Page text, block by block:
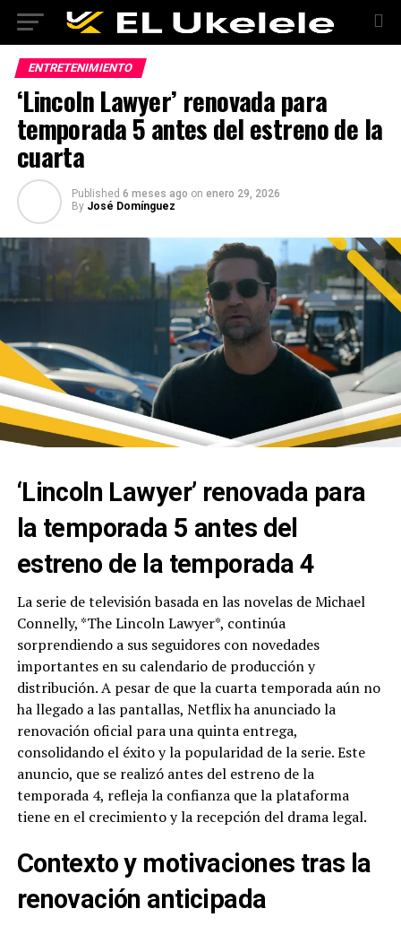
ENTRETENIMIENTO
‘Lincoln Lawyer’ renovada para
temporada 5 antes del estreno de la
cuarta
Published 6 meses ago on enero 29, 2026
By José Domínguez
‘Lincoln Lawyer’ renovada para
la temporada 5 antes del
estreno de la temporada 4
La serie de televisión basada en las novelas de Michael
Connelly, *The Lincoln Lawyer*, continúa
sorprendiendo a sus seguidores con novedades
importantes en su calendario de producción y
distribución. A pesar de que la cuarta temporada aún no
ha llegado a las pantallas, Netflix ha anunciado la
renovación oficial para una quinta entrega,
consolidando el éxito y la popularidad de la serie. Este
anuncio, que se realizó antes del estreno de la
temporada 4, refleja la confianza que la plataforma
tiene en el crecimiento y la recepción del drama legal.
Contexto y motivaciones tras la
renovación anticipada